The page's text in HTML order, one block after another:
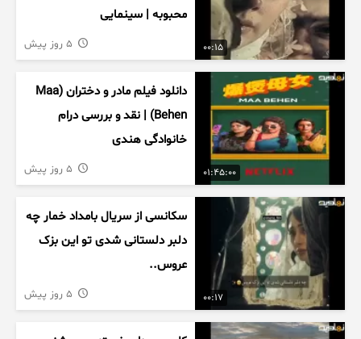
00:15
محبوبه | سینمایی
01:45:00
دانلود فیلم مادر و دختران (Maa
Behen) | نقد و بررسی درام
خانوادگی هندی
00:17
سکانسی از سریال بامداد خمار چه
دلبر دلستانی شدی تو این بزک
عروس..